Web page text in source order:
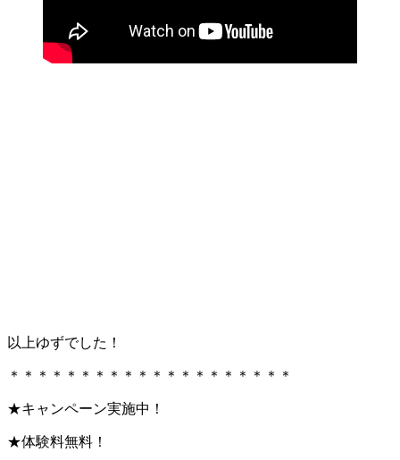
以上ゆずでした！
＊＊＊＊＊＊＊＊＊＊＊＊＊＊＊＊＊＊＊＊
★キャンペーン実施中！
★体験料無料！